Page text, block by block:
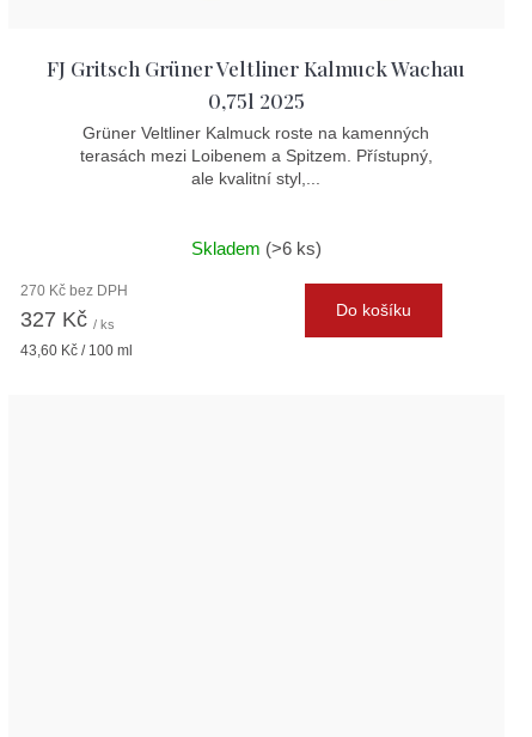
FJ Gritsch Grüner Veltliner Kalmuck Wachau
0,75l 2025
Grüner Veltliner Kalmuck roste na kamenných
terasách mezi Loibenem a Spitzem. Přístupný,
ale kvalitní styl,...
Skladem (>6 ks)
270 Kč bez DPH
327 Kč / ks
Měrná
43,60 Kč / 100 ml
Do košíku